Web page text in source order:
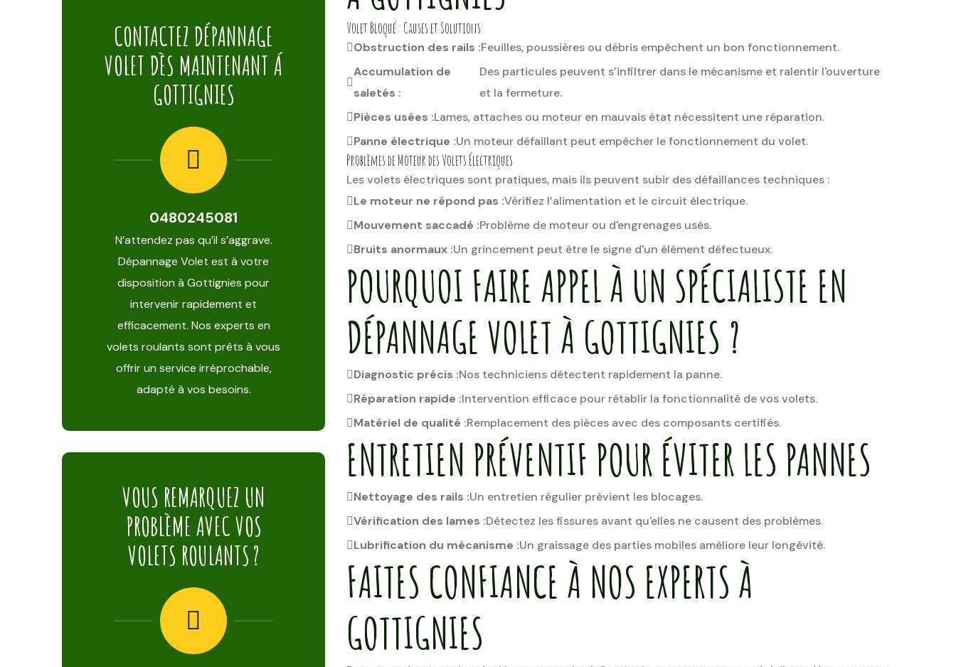
CONTACTEZ DÉPANNAGE
VOLET DÈS MAINTENANT Á
GOTTIGNIES
0480245081
N’attendez pas qu’il s’aggrave.
Dépannage Volet est à votre
disposition à Gottignies pour
intervenir rapidement et
efficacement. Nos experts en
volets roulants sont prêts à vous
offrir un service irréprochable,
adapté à vos besoins.
VOUS REMARQUEZ UN
PROBLÈME AVEC VOS
VOLETS ROULANTS ?
Volet Bloqué : Causes et Solutions
Obstruction des rails :Feuilles, poussières ou débris empêchent un bon fonctionnement.
Accumulation de
saletés :
Des particules peuvent s’infiltrer dans le mécanisme et ralentir l'ouverture
et la fermeture.
Pièces usées :Lames, attaches ou moteur en mauvais état nécessitent une réparation.
Panne électrique :Un moteur défaillant peut empêcher le fonctionnement du volet.
Problèmes de Moteur des Volets Électriques
Les volets électriques sont pratiques, mais ils peuvent subir des défaillances techniques :
Le moteur ne répond pas :Vérifiez l’alimentation et le circuit électrique.
Mouvement saccadé :Problème de moteur ou d'engrenages usés.
Bruits anormaux :Un grincement peut être le signe d'un élément défectueux.
POURQUOI FAIRE APPEL À UN SPÉCIALISTE EN
DÉPANNAGE VOLET À GOTTIGNIES ?
Diagnostic précis :Nos techniciens détectent rapidement la panne.
Réparation rapide :Intervention efficace pour rétablir la fonctionnalité de vos volets.
Matériel de qualité :Remplacement des pièces avec des composants certifiés.
ENTRETIEN PRÉVENTIF POUR ÉVITER LES PANNES
Nettoyage des rails :Un entretien régulier prévient les blocages.
Vérification des lames :Détectez les fissures avant qu'elles ne causent des problèmes.
Lubrification du mécanisme :Un graissage des parties mobiles améliore leur longévité.
FAITES CONFIANCE À NOS EXPERTS À
GOTTIGNIES